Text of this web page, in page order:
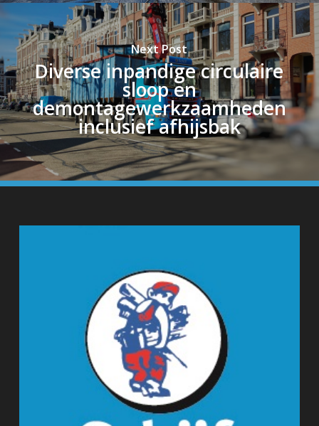
Next Post
Diverse inpandige circulaire
sloop en
demontagewerkzaamheden
inclusief afhijsbak